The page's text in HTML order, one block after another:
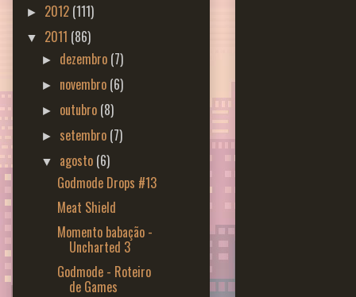
► 2012 (111)
▼ 2011 (86)
► dezembro (7)
► novembro (6)
► outubro (8)
► setembro (7)
▼ agosto (6)
Godmode Drops #13
Meat Shield
Momento babação -
Uncharted 3
Godmode - Roteiro
de Games